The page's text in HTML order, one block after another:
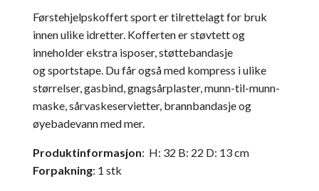
Førstehjelpskoffert sport er tilrettelagt for bruk
innen ulike idretter. Kofferten er støvtett og
inneholder ekstra isposer,støttebandasje
ogsportstape. Du får også med kompress i ulike
størrelser, gasbind, gnagsårplaster, munn-til-munn-
maske, sårvaskeservietter, brannbandasjeog
øyebadevannmed mer.
Produktinformasjon: H: 32 B: 22 D: 13 cm
Forpakning: 1 stk